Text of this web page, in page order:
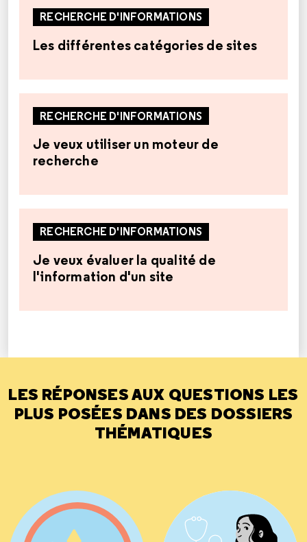
RECHERCHE D'INFORMATIONS
Les différentes catégories de sites
RECHERCHE D'INFORMATIONS
Je veux utiliser un moteur de
recherche
RECHERCHE D'INFORMATIONS
Je veux évaluer la qualité de
l'information d'un site
LES RÉPONSES AUX QUESTIONS LES
PLUS POSÉES DANS DES DOSSIERS
THÉMATIQUES